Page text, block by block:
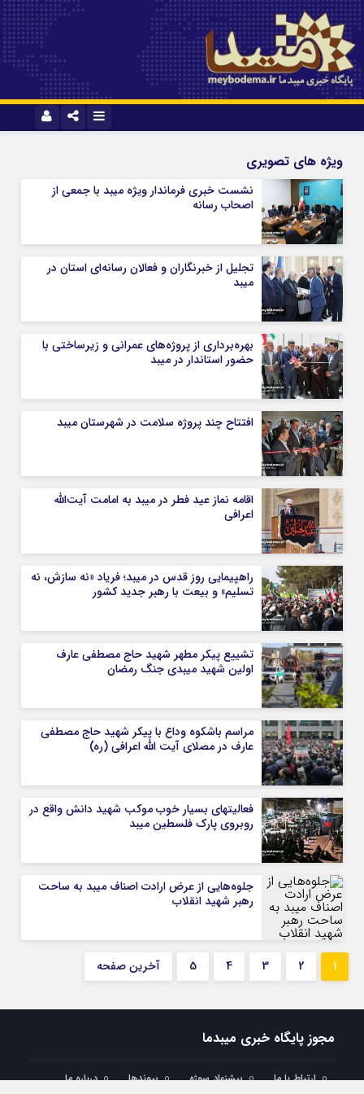
رمز عبور
مرا به خاطر بسپار
ویژه های تصویری
نشست خبری فرماندار ویژه میبد با جمعی از
اصحاب رسانه
تجلیل از خبرنگاران و فعالان رسانه‌ای استان در
میبد
بهره‌برداری از پروژه‌های عمرانی و زیرساختی با
حضور استاندار در میبد
افتتاح چند پروژه سلامت در شهرستان میبد
اقامه نماز عید فطر در میبد به امامت آیت‌الله
اعرافی
راهپیمایی روز قدس در میبد؛ فریاد «نه سازش، نه
تسلیم» و بیعت با رهبر جدید کشور
تشییع پیکر مطهر شهید حاج مصطفی عارف
اولین شهید میبدی جنگ رمضان
مراسم باشکوه وداع با پیکر شهید حاج مصطفی
عارف در مصلای آیت الله اعرافی (ره)
فعالیتهای بسیار خوب موکب شهید دانش واقع در
روبروی پارک فلسطین میبد
جلوه‌هایی از عرض ارادت اصناف میبد به ساحت
رهبر شهید انقلاب
1
2
3
4
5 آخرین صفحه
مجوز پایگاه خبری میبدما
ارتباط با ما پیشنهاد سوژه پیوندها درباره ما